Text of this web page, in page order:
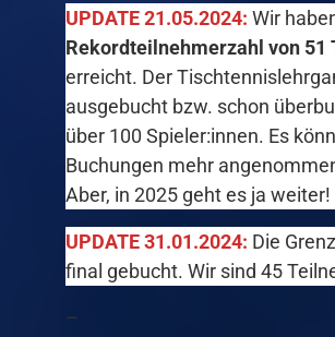
UPDATE 21.05.2024: Wir
Rekordteilnehmerzahl von 51
erreicht. Der
ausgebucht bzw. schon
über 100 Spieler:innen. Es
Buchungen mehr
Aber, in 2025 geht es ja weiter!
UPDATE 31.01.2024: Die
final gebucht. Wir sind 45
–